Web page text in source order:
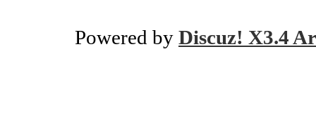
Powered by Discuz! X3.4